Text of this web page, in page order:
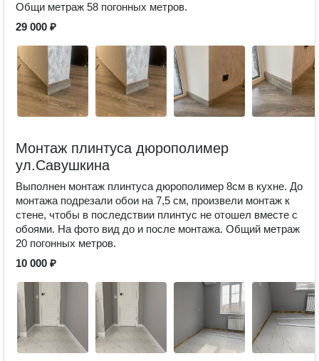
Общи метраж 58 погонных метров.
29 000 ₽
Монтаж плинтуса дюрополимер
ул.Савушкина
Выполнен монтаж плинтуса дюрополимер 8см в кухне. До
монтажа подрезали обои на 7,5 см, произвели монтаж к
стене, чтобы в последствии плинтус не отошел вместе с
обоями. На фото вид до и после монтажа. Общий метраж
20 погонных метров.
10 000 ₽